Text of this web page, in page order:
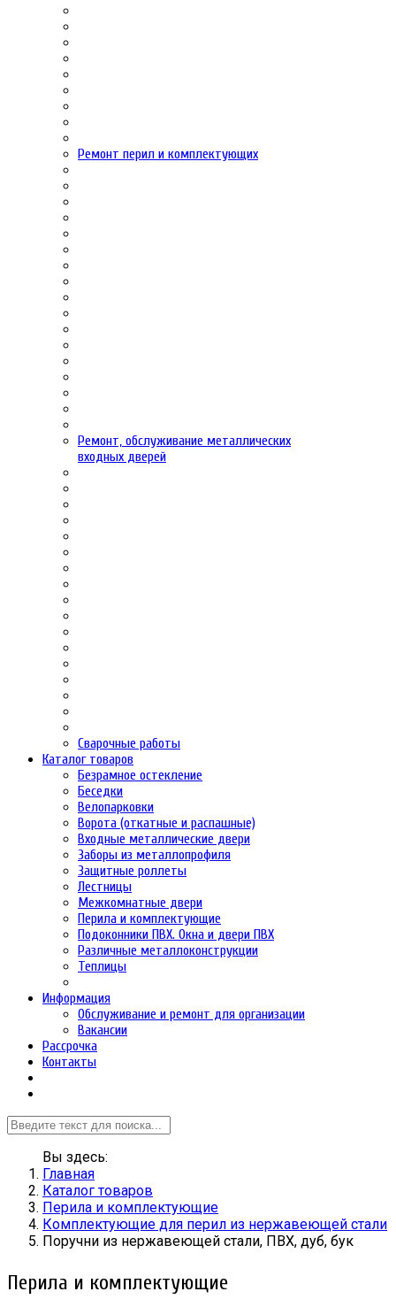
Ремонт перил и комплектующих
Ремонт, обслуживание металлических
входных дверей
Сварочные работы
Каталог товаров
Безрамное остекление
Беседки
Велопарковки
Ворота (откатные и распашные)
Входные металлические двери
Заборы из металлопрофиля
Защитные роллеты
Лестницы
Межкомнатные двери
Перила и комплектующие
Подоконники ПВХ. Окна и двери ПВХ
Различные металлоконструкции
Теплицы
Информация
Обслуживание и ремонт для организации
Вакансии
Рассрочка
Контакты
Вы здесь:
Главная
Каталог товаров
Перила и комплектующие
Комплектующие для перил из нержавеющей стали
Поручни из нержавеющей стали, ПВХ, дуб, бук
Перила и комплектующие